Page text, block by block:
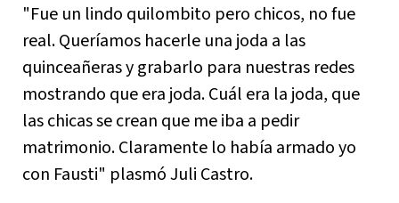
"Fue un lindo quilombito pero chicos, no fue
real. Queríamos hacerle una joda a las
quinceañeras y grabarlo para nuestras redes
mostrando que era joda. Cuál era la joda, que
las chicas se crean que me iba a pedir
matrimonio. Claramente lo había armado yo
con Fausti" plasmó Juli Castro.